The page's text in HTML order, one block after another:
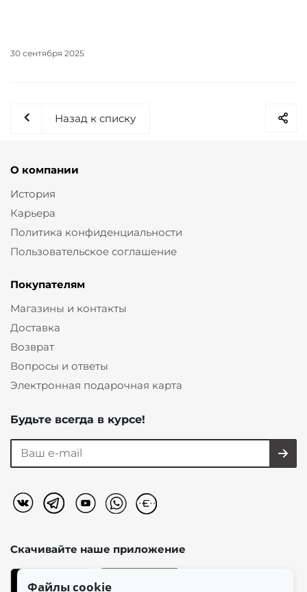
30 сентября 2025
Назад к списку
О компании
История
Карьера
Политика конфиденциальности
Пользовательское соглашение
Покупателям
Магазины и контакты
Доставка
Возврат
Вопросы и ответы
Электронная подарочная карта
Будьте всегда в курсе!
Скачивайте наше приложение
Файлы cookie